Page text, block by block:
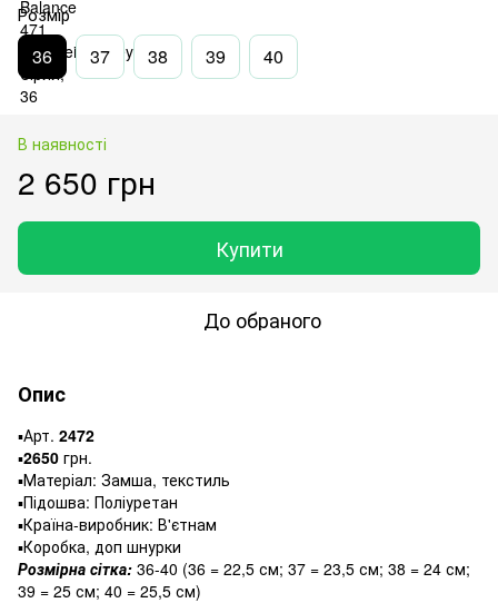
Розмір
36 37 38 39 40
В наявності
2 650 грн
Купити
До обраного
Опис
▪️Арт. 2472
▪️2650 грн.
▪️Матеріал: Замша, текстиль
▪️Підошва: Поліуретан
▪️Країна-виробник: В'єтнам
▪️Коробка, доп шнурки
Розмірна сітка: 36-40 (36 = 22,5 см; 37 = 23,5 см; 38 = 24 см;
39 = 25 см; 40 = 25,5 см)